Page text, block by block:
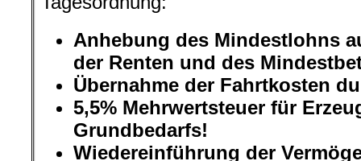
Anmerkungen:
demagogisch als impôt de
umschriebene Vermögenssteuer, auf
auf das Vermögen“
APL – Actions Presse lycéennes,
für Schülerzeitungen